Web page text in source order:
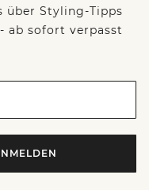
über Styling-Tipps
ab sofort verpasst